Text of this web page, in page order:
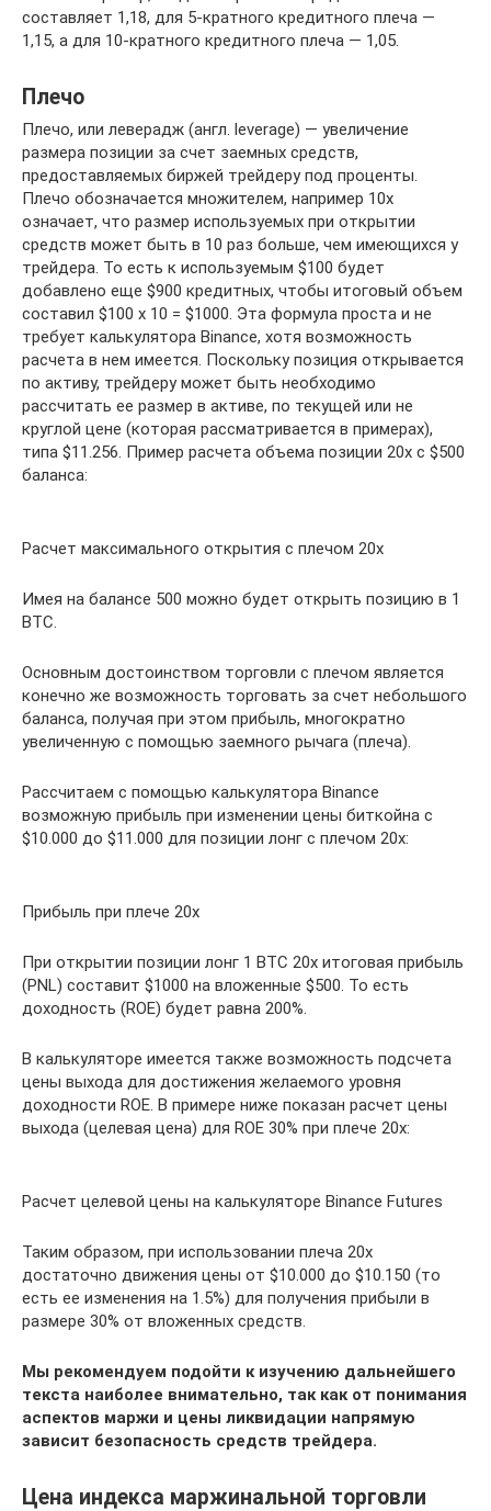
составляет 1,18, для 5-кратного кредитного плеча —
1,15, а для 10-кратного кредитного плеча — 1,05.
Плечо
Плечо, или леверадж (англ. leverage) — увеличение
размера позиции за счет заемных средств,
предоставляемых биржей трейдеру под проценты.
Плечо обозначается множителем, например 10х
означает, что размер используемых при открытии
средств может быть в 10 раз больше, чем имеющихся у
трейдера. То есть к используемым $100 будет
добавлено еще $900 кредитных, чтобы итоговый объем
составил $100 x 10 = $1000. Эта формула проста и не
требует калькулятора Binance, хотя возможность
расчета в нем имеется. Поскольку позиция открывается
по активу, трейдеру может быть необходимо
рассчитать ее размер в активе, по текущей или не
круглой цене (которая рассматривается в примерах),
типа $11.256. Пример расчета объема позиции 20x с $500
баланса:
Расчет максимального открытия с плечом 20x
Имея на балансе 500 можно будет открыть позицию в 1
BTC.
Основным достоинством торговли с плечом является
конечно же возможность торговать за счет небольшого
баланса, получая при этом прибыль, многократно
увеличенную с помощью заемного рычага (плеча).
Рассчитаем с помощью калькулятора Binance
возможную прибыль при изменении цены биткойна с
$10.000 до $11.000 для позиции лонг с плечом 20x:
Прибыль при плече 20x
При открытии позиции лонг 1 BTC 20x итоговая прибыль
(PNL) составит $1000 на вложенные $500. То есть
доходность (ROE) будет равна 200%.
В калькуляторе имеется также возможность подсчета
цены выхода для достижения желаемого уровня
доходности ROE. В примере ниже показан расчет цены
выхода (целевая цена) для ROE 30% при плече 20x:
Расчет целевой цены на калькуляторе Binance Futures
Таким образом, при использовании плеча 20х
достаточно движения цены от $10.000 до $10.150 (то
есть ее изменения на 1.5%) для получения прибыли в
размере 30% от вложенных средств.
Мы рекомендуем подойти к изучению дальнейшего
текста наиболее внимательно, так как от понимания
аспектов маржи и цены ликвидации напрямую
зависит безопасность средств трейдера.
Цена индекса маржинальной торговли